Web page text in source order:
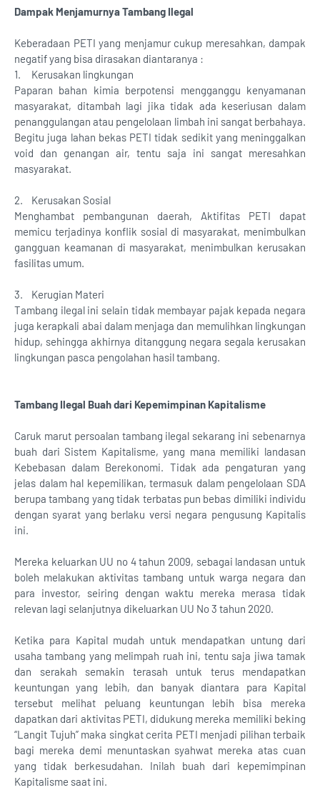
Dampak Menjamurnya Tambang Ilegal
Keberadaan PETI yang menjamur cukup meresahkan, dampak
negatif yang bisa dirasakan diantaranya :
1.
Kerusakan lingkungan
Paparan bahan kimia berpotensi mengganggu kenyamanan
masyarakat, ditambah lagi jika tidak ada keseriusan dalam
penanggulangan atau pengelolaan limbah ini sangat berbahaya.
Begitu juga lahan bekas PETI tidak sedikit yang meninggalkan
void dan genangan air, tentu saja ini sangat meresahkan
masyarakat.
2.
Kerusakan Sosial
Menghambat pembangunan daerah, Aktifitas PETI dapat
memicu terjadinya konflik sosial di masyarakat, menimbulkan
gangguan keamanan di masyarakat, menimbulkan kerusakan
fasilitas umum.
3.
Kerugian Materi
Tambang ilegal ini selain tidak membayar pajak kepada negara
juga kerapkali abai dalam menjaga dan memulihkan lingkungan
hidup, sehingga akhirnya ditanggung negara segala kerusakan
lingkungan pasca pengolahan hasil tambang.
Tambang Ilegal Buah dari Kepemimpinan Kapitalisme
Caruk marut persoalan tambang ilegal sekarang ini sebenarnya
buah dari Sistem Kapitalisme, yang mana memiliki landasan
Kebebasan dalam Berekonomi. Tidak ada pengaturan yang
jelas dalam hal kepemilikan, termasuk dalam pengelolaan SDA
berupa tambang yang tidak terbatas pun bebas dimiliki individu
dengan syarat yang berlaku versi negara pengusung Kapitalis
ini.
Mereka keluarkan UU no 4 tahun 2009, sebagai landasan untuk
boleh melakukan aktivitas tambang untuk warga negara dan
para investor, seiring dengan waktu mereka merasa tidak
relevan lagi selanjutnya dikeluarkan UU No 3 tahun 2020.
Ketika para Kapital mudah untuk mendapatkan untung dari
usaha tambang yang melimpah ruah ini, tentu saja jiwa tamak
dan serakah semakin terasah untuk terus mendapatkan
keuntungan yang lebih, dan banyak diantara para Kapital
tersebut melihat peluang keuntungan lebih bisa mereka
dapatkan dari aktivitas PETI, didukung mereka memiliki beking
“Langit Tujuh” maka singkat cerita PETI menjadi pilihan terbaik
bagi mereka demi menuntaskan syahwat mereka atas cuan
yang tidak berkesudahan. Inilah buah dari kepemimpinan
Kapitalisme saat ini.